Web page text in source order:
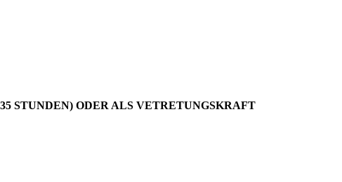
STUNDEN) ODER ALS VETRETUNGSKRAFT